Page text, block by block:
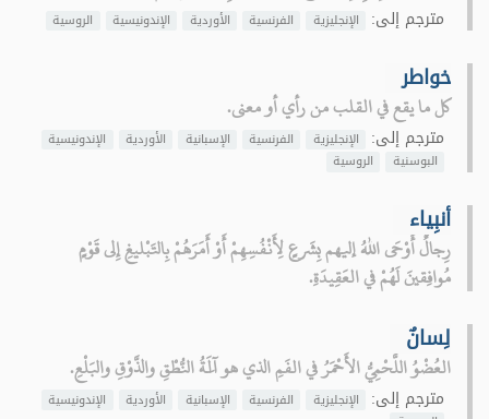
مترجم إلى: الإنجليزية الفرنسية الأوردية الإندونيسية الروسية
خواطر
كل ما يقع في القلب من رأي أو معنى.
مترجم إلى: الإنجليزية الفرنسية الإسبانية الأوردية
الإندونيسية
البوسنية
الروسية
أنبِياء
رِجالٌ أَوْحَى اللهُ إليهم بِشَرعٍ لِأَنْفُسِهِمْ أَوْ أَمَرَهُمْ بِالتَبْليغِ إِلى قَوْمٍ
مُوافِقينَ لَهُمْ في العَقِيدَةِ.
لِسانٌ
العُضْوُ اللَّحْمِيُّ الأَحْمَرُ في الفَمِ الذي هو آَلَةُ النُّطْقِ والذَّوْقِ والبَلْعِ.
مترجم إلى: الإنجليزية الفرنسية الإسبانية الأوردية
الإندونيسية